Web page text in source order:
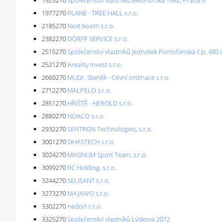
1977270 PLANE - TREE HALL s.r.o.
2185270 Next boom s.r.o.
2382270 DORFF SERVICE s.r.o.
2515270Společenství vlastníků jednotek Pomořanská č.p. 480
2521270Areality Invest s.r.o.
2660270 MUDr. Staněk - Cévní ordinace s.r.o.
2712270 MALPELO s.r.o.
2851270 HŘIŠTĚ - HEROLD s.r.o.
2880270 NOACO s.r.o.
2932270SENTRON Technologies, s.r.o.
3001270SIHASTECH s.r.o.
3024270 MAGNUM Sport Team, s.r.o.
3099270 RC Holding, s.r.o.
3244270SELISANT s.r.o.
3273270 MAJAWO s.r.o.
3302270 nedori s.r.o.
3325270Společenství vlastníků Lýskova 2072